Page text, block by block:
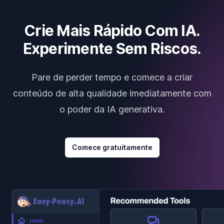
Crie Mais Rápido Com IA.
Experimente Sem Riscos.
Pare de perder tempo e comece a criar
conteúdo de alta qualidade imediatamente com
o poder da IA generativa.
Comece gratuitamente